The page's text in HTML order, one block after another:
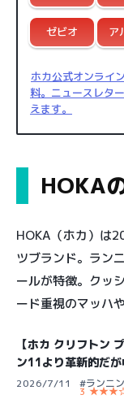
ゼビオ ア
ホカ公式オンライ
料。ニュースレタ
えます。
HOKA
HOKA（ホカ）は
ツブランド。ラン
ールが特徴。クッ
ード重視のマッハ
【ホカ クリフトン
ン11より革新的だ
2026/7/11 #ランニ
3